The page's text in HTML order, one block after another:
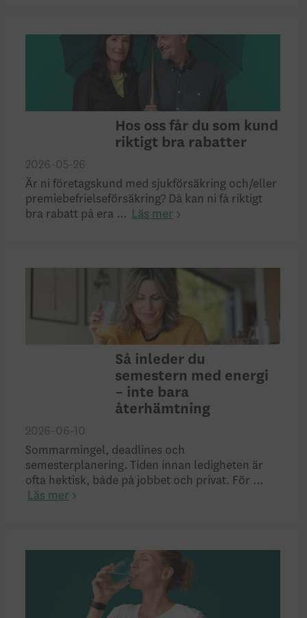
Hos oss får du som kund
riktigt bra rabatter
2026-05-26
Är ni företagskund med sjukförsäkring och/eller
premiebefrielseförsäkring? Då kan ni få riktigt
bra rabatt på era ...
Läs mer
Så inleder du
semestern med energi
– inte bara
återhämtning
2026-06-10
Sommarmingel, deadlines och
semesterplanering. Tiden innan ledigheten är
ofta hektisk, både på jobbet och privat. För ...
Läs mer